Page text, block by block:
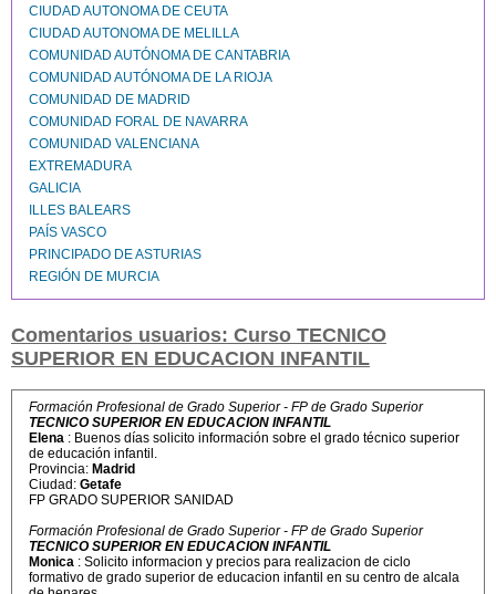
CIUDAD AUTONOMA DE CEUTA
CIUDAD AUTONOMA DE MELILLA
COMUNIDAD AUTÓNOMA DE CANTABRIA
COMUNIDAD AUTÓNOMA DE LA RIOJA
COMUNIDAD DE MADRID
COMUNIDAD FORAL DE NAVARRA
COMUNIDAD VALENCIANA
EXTREMADURA
GALICIA
ILLES BALEARS
PAÍS VASCO
PRINCIPADO DE ASTURIAS
REGIÓN DE MURCIA
Comentarios usuarios: Curso TECNICO
SUPERIOR EN EDUCACION INFANTIL
Formación Profesional de Grado Superior - FP de Grado Superior
TECNICO SUPERIOR EN EDUCACION INFANTIL
Elena : Buenos días solicito información sobre el grado técnico superior
de educación infantil.
Provincia: Madrid
Ciudad: Getafe
FP GRADO SUPERIOR SANIDAD
Formación Profesional de Grado Superior - FP de Grado Superior
TECNICO SUPERIOR EN EDUCACION INFANTIL
Monica : Solicito informacion y precios para realizacion de ciclo
formativo de grado superior de educacion infantil en su centro de alcala